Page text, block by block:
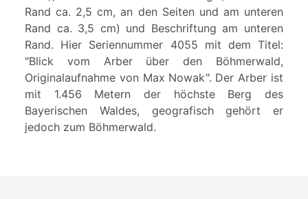
Rand ca. 2,5 cm, an den Seiten und am unteren
Rand ca. 3,5 cm) und Beschriftung am unteren
Rand. Hier Seriennummer 4055 mit dem Titel:
"Blick vom Arber über den Böhmerwald,
Originalaufnahme von Max Nowak". Der Arber ist
mit 1.456 Metern der höchste Berg des
Bayerischen Waldes, geografisch gehört er
jedoch zum Böhmerwald.